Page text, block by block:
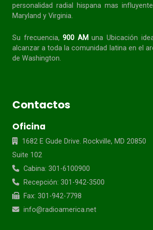
personalidad radial
hispana mas
Maryland y Virginia.
Su frecuencia, 900 AM una Ubicación
alcanzar a toda lacomunidad latina en el
de Washington.
Contactos
Oficina
1682 E Gude Drive. Rockville, MD 20850
Suite 102
Cabina: 301-6100900
Recepción: 301-942-3500
Fax: 301-942-7798
info@radioamerica.net